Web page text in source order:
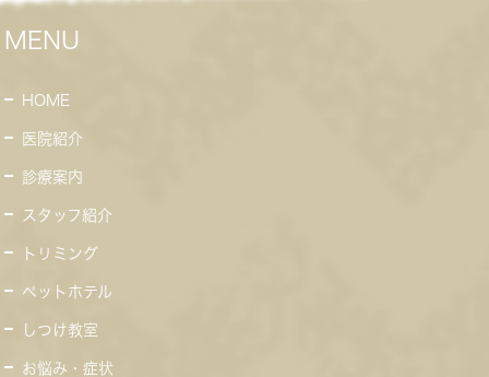
MENU
HOME
医院紹介
診療案内
スタッフ紹介
トリミング
ペットホテル
しつけ教室
お悩み・症状